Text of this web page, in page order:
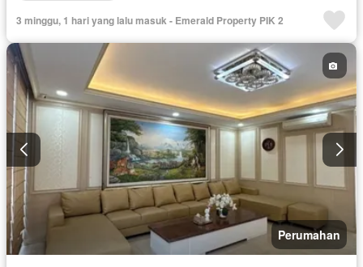
3 minggu, 1 hari yang lalu masuk - Emerald Property PIK 2
Perumahan